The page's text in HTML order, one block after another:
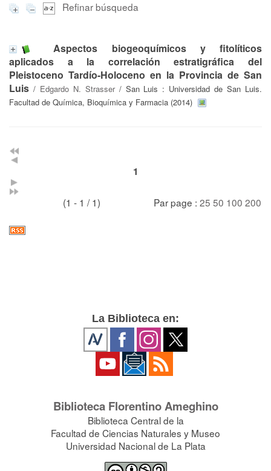
Refinar búsqueda
Aspectos biogeoquímicos y fitolíticos
aplicados a la correlación estratigráfica del
Pleistoceno Tardío-Holoceno en la Provincia de San
Luis / Edgardo N. Strasser/ San Luis : Universidad de San Luis.
Facultad de Química, Bioquímica y Farmacia (2014)
1
(1 - 1 / 1) Par page : 25 50 100 200
La Biblioteca en:
Biblioteca Florentino Ameghino
Biblioteca Central de la
Facultad de Ciencias Naturales y Museo
Universidad Nacional de La Plata